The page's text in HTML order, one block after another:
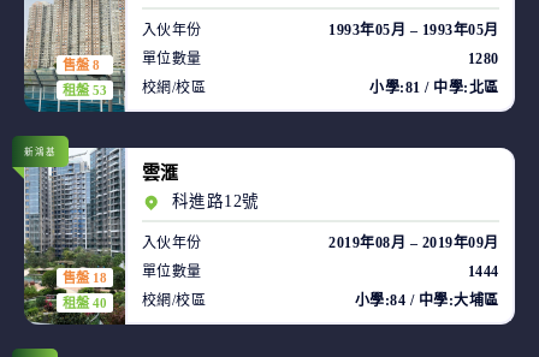
售盤 8
租盤 53
入伙年份
1993年05月 – 1993年05月
單位數量
1280
校網/校區
小學:81 / 中學:北區
售盤 18
租盤 40
新鴻基
雲滙
科進路12號
入伙年份
2019年08月 – 2019年09月
單位數量
1444
校網/校區
小學:84 / 中學:大埔區